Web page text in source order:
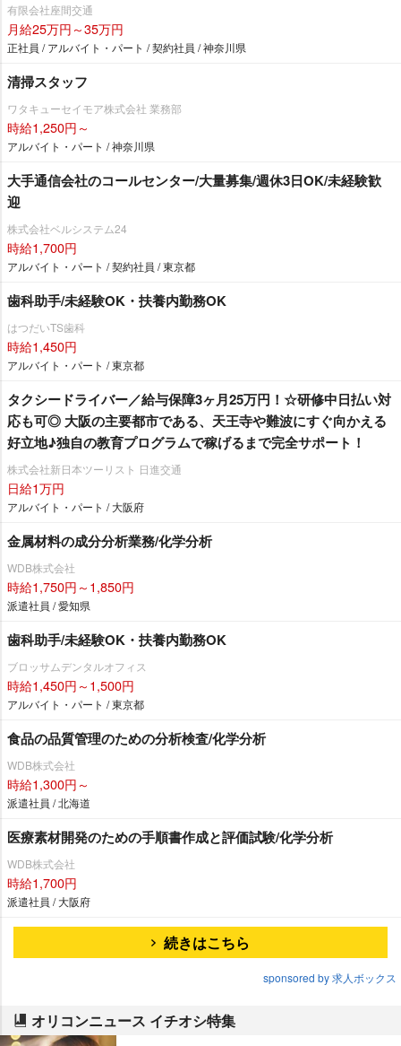
有限会社座間交通
月給25万円～35万円
正社員 / アルバイト・パート / 契約社員 / 神奈川県
清掃スタッフ
ワタキューセイモア株式会社 業務部
時給1,250円～
アルバイト・パート / 神奈川県
大手通信会社のコールセンター/大量募集/週休3日OK/未経験歓
迎
株式会社ベルシステム24
時給1,700円
アルバイト・パート / 契約社員 / 東京都
歯科助手/未経験OK・扶養内勤務OK
はつだいTS歯科
時給1,450円
アルバイト・パート / 東京都
タクシードライバー／給与保障3ヶ月25万円！☆研修中日払い対
応も可◎ 大阪の主要都市である、天王寺や難波にすぐ向かえる
好立地♪独自の教育プログラムで稼げるまで完全サポート！
株式会社新日本ツーリスト 日進交通
日給1万円
アルバイト・パート / 大阪府
金属材料の成分分析業務/化学分析
WDB株式会社
時給1,750円～1,850円
派遣社員 / 愛知県
歯科助手/未経験OK・扶養内勤務OK
ブロッサムデンタルオフィス
時給1,450円～1,500円
アルバイト・パート / 東京都
食品の品質管理のための分析検査/化学分析
WDB株式会社
時給1,300円～
派遣社員 / 北海道
医療素材開発のための手順書作成と評価試験/化学分析
WDB株式会社
時給1,700円
派遣社員 / 大阪府
続きはこちら
sponsored by 求人ボックス
オリコンニュース イチオシ特集